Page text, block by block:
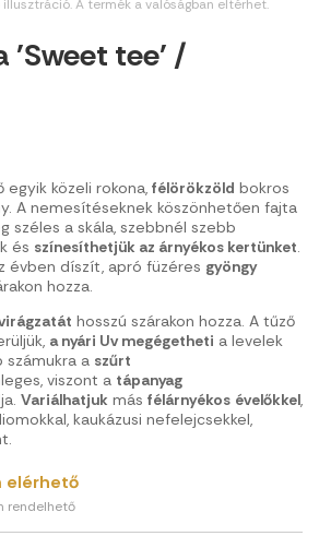
A termék a valóságban eltérhet.
'Sweet tee' /
egyik közeli rokona, félörökzöld bokros
A nemesítéseknek köszönhetően fajta
széles a skála, szebbnél szebb
és színesíthetjük az árnyékos kertünket.
évben díszít, apró füzéres gyöngy
hozza.
hosszú szárakon hozza. A tűző
a nyári Uv megégetheti a levelek
számukra a szűrt
viszont a tápanyag
Variálhatjuk más félárnyékos évelőkkel,
kaukázusi nefelejcsekkel,
elérhető
rendelhető